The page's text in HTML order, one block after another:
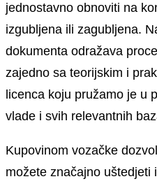
jednostavno obnoviti na
izgubljena ili zagubljena.
dokumenta odražava
zajedno sa teorijskim i
licenca koju pružamo je u
vlade i svih relevantnih
Kupovinom vozačke
možete značajno uštedjeti